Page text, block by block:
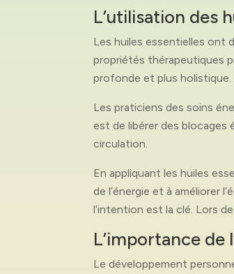
L’utilisation des
Les huiles essentielles ont
propriétés thérapeutiques
profonde et plus holistique.
Les praticiens des soins
est de libérer des blocages
circulation.
En appliquant les huiles
de l’énergie et à améliorer
l’intention est la clé. Lors
L’importance
Le développement